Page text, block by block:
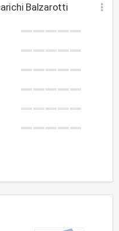
Balzarotti